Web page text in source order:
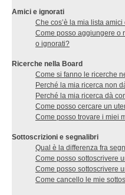
Amici e ignorati
Che cos’è la mia lista
Come posso aggiungere o
o ignorati?
Ricerche nella Board
Come si fanno le ricerche
Perché la mia ricerca non
Perché la mia ricerca dà
Come posso cercare un
Come posso trovare i miei
Sottoscrizioni e segnalibri
Qual è la differenza fra
Come posso sottoscrivere
Come posso sottoscrivere
Come cancello le mie